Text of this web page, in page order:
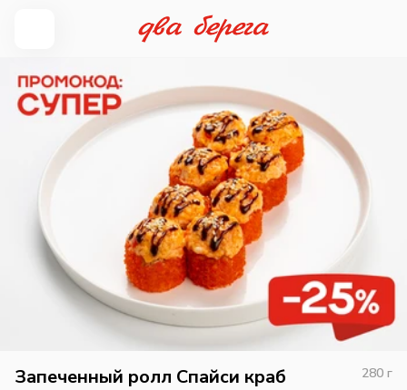
Запеченный ролл Спайси краб 280 г